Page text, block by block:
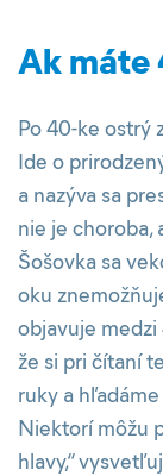
Ak máte
Po 40-ke ostrý
Ide o
a nazýva sa
nie je choroba,
Šošovka sa
oku
objavuje medzi
že si pri čítaní
ruky a
Niektorí môžu
hlavy,“